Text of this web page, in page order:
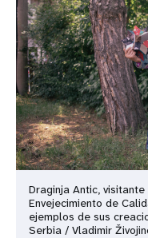
Draginja Antic,
Envejecimiento de
ejemplos de sus
Serbia / Vladimir